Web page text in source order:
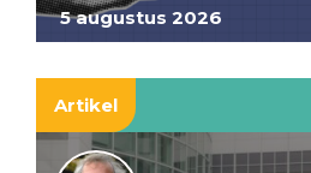
5 augustus 2026
Artikel